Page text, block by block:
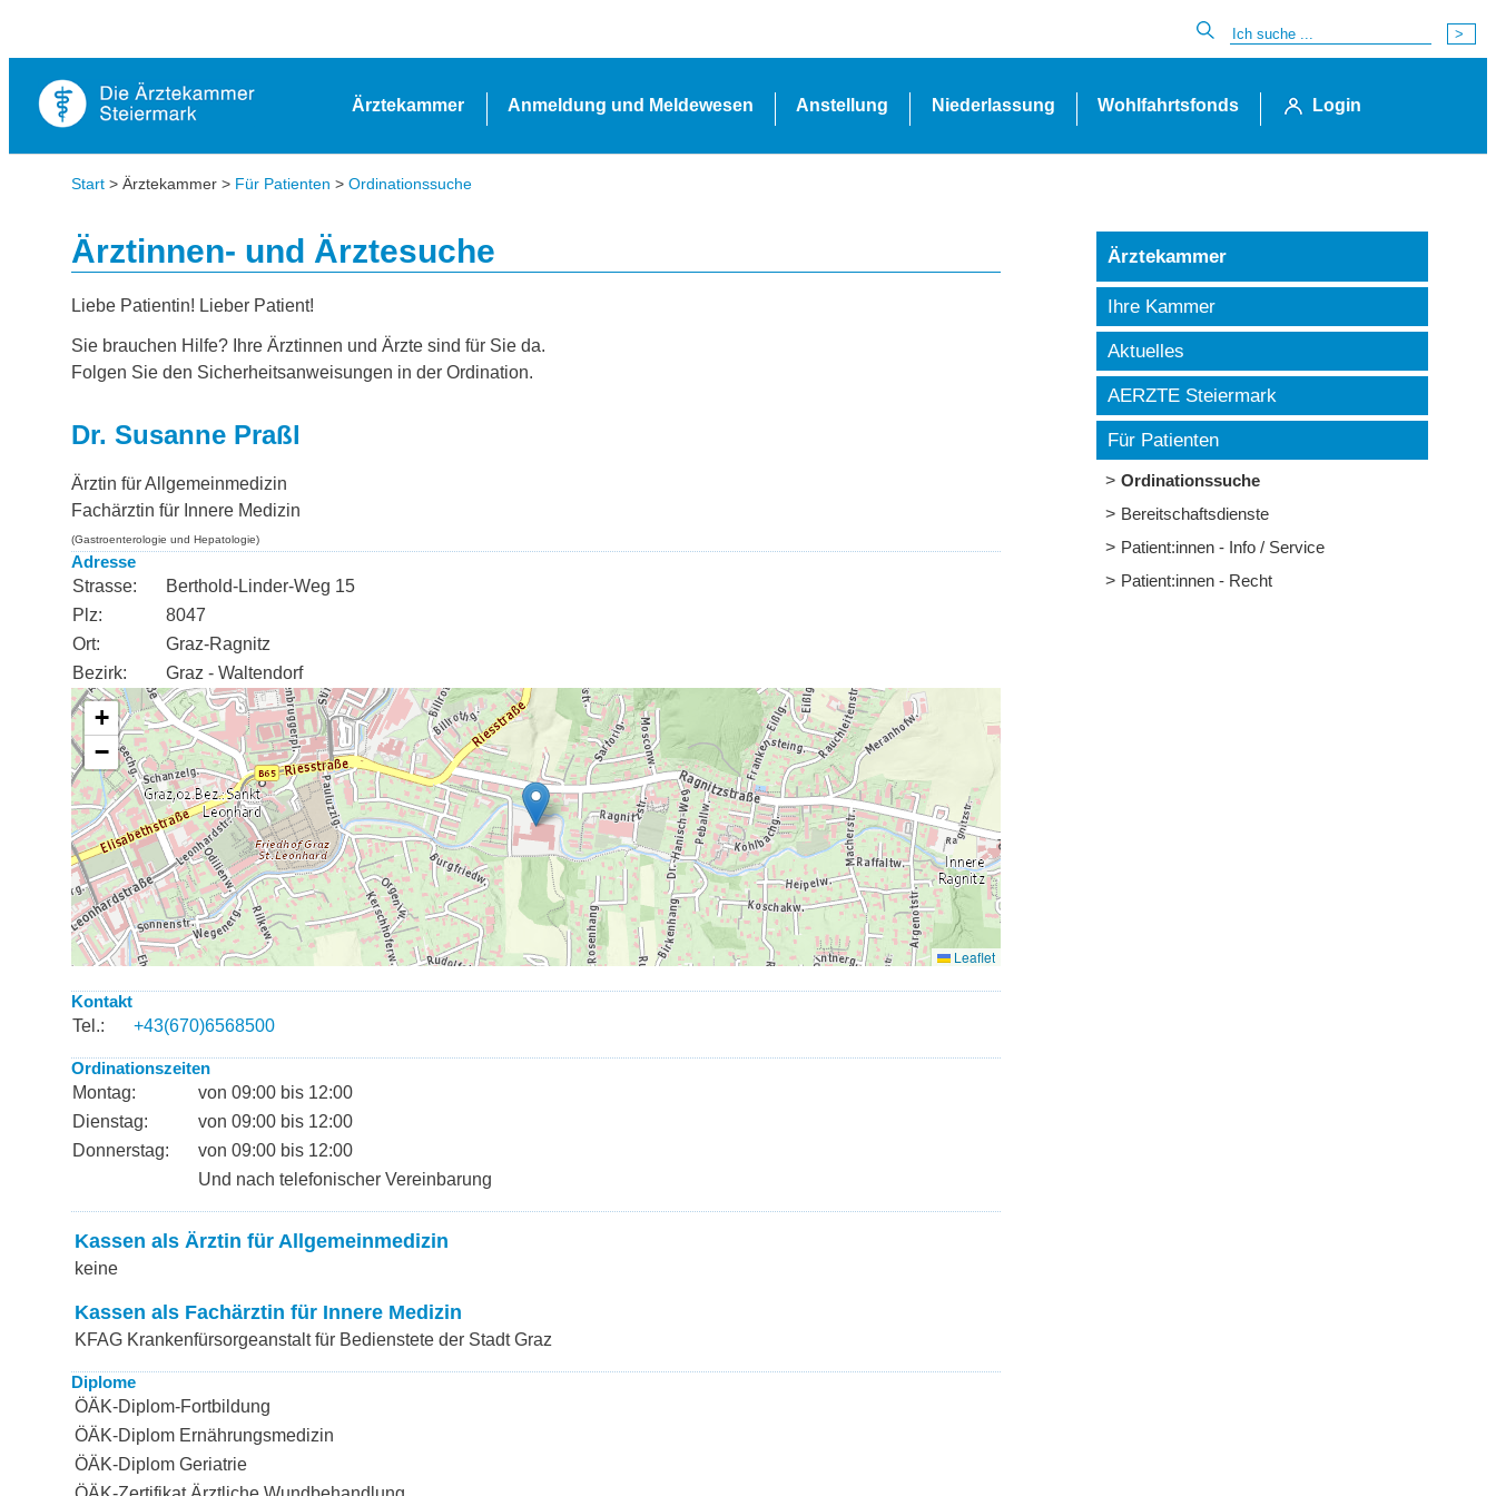
Ärztekammer Anmeldung und Meldewesen Anstellung Niederlassung Wohlfahrtsfonds Login
Start > Ärztekammer > Für Patienten > Ordinationssuche
Ärztinnen- und Ärztesuche
Liebe Patientin! Lieber Patient!
Sie brauchen Hilfe? Ihre Ärztinnen und Ärzte sind für Sie da.
Folgen Sie den Sicherheitsanweisungen in der Ordination.
Dr. Susanne Praßl
Ärztin für Allgemeinmedizin
Fachärztin für Innere Medizin
(Gastroenterologie und Hepatologie)
Adresse
Strasse:
Berthold-Linder-Weg 15
Plz:
8047
Ort:
Graz-Ragnitz
Bezirk:
Graz - Waltendorf
Kontakt
Tel.:
+43(670)6568500
Ordinationszeiten
Montag:
von 09:00 bis 12:00
Dienstag:
von 09:00 bis 12:00
Donnerstag:
von 09:00 bis 12:00
Und nach telefonischer Vereinbarung
Kassen als Ärztin für Allgemeinmedizin
keine
Kassen als Fachärztin für Innere Medizin
KFAG Krankenfürsorgeanstalt für Bedienstete der Stadt Graz
Diplome
ÖÄK-Diplom-Fortbildung
ÖÄK-Diplom Ernährungsmedizin
ÖÄK-Diplom Geriatrie
Ärztekammer
Ihre Kammer
Aktuelles
AERZTE Steiermark
Für Patienten
Ordinationssuche
Bereitschaftsdienste
Patient:innen - Info / Service
Patient:innen - Recht